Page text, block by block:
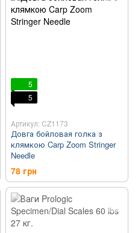
5
5
Артикул: CZ1173
Довга бойловая голка з
клямкою Carp Zoom Stringer
Needle
78 грн